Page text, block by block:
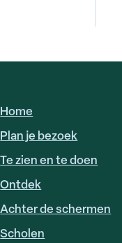
Home
Plan je bezoek
Te zien en te doen
Ontdek
Achter de schermen
Scholen